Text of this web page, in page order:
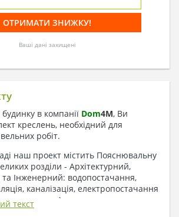
Ваші дані захищені
в компанії Dom4M, Ви
креслень, необхідний для
робіт.
наш проект містить Пояснювальну
розділи - Архітектурний,
Інженерний: водопостачання,
каналізація, електропостачання
плату ).
текст